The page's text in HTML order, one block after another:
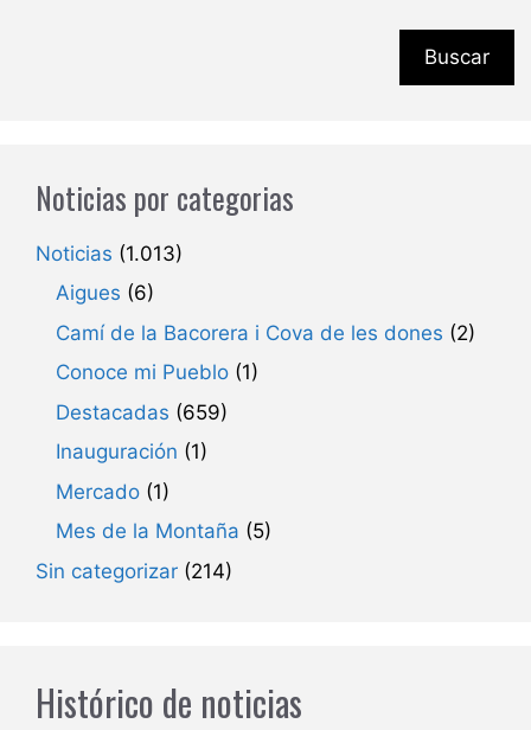
Buscar
Noticias por categorias
Noticias (1.013)
Aigues (6)
Camí de la Bacorera i Cova de les dones (2)
Conoce mi Pueblo (1)
Destacadas (659)
Inauguración (1)
Mercado (1)
Mes de la Montaña (5)
Sin categorizar (214)
Histórico de noticias